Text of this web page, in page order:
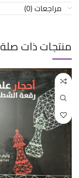
مراجعات (0)
منتجات ذات صلة